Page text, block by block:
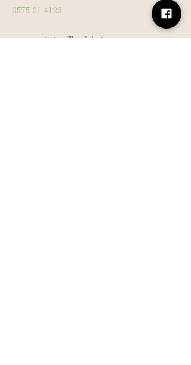
0575-21-4126
フォームからお問い合わせ